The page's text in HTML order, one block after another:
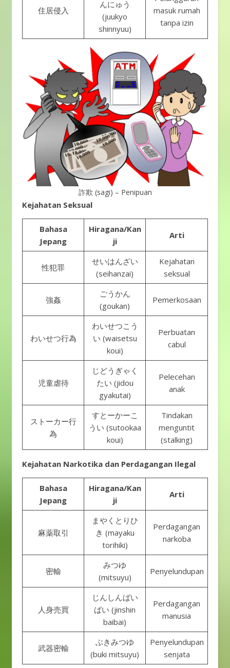
住居侵入
んにゅう
(juukyo
shinnyuu)
masuk rumah
tanpa izin
詐欺 (sagi) – Penipuan
Kejahatan Seksual
Bahasa
Jepang
Hiragana/Kan
ji
Arti
性犯罪
せいはんざい
(seihanzai)
Kejahatan
seksual
強姦
ごうかん
(goukan)
Pemerkosaan
わいせつ行為
わいせつこう
い (waisetsu
koui)
Perbuatan
cabul
児童虐待
じどうぎゃく
たい (jidou
gyakutai)
Pelecehan
anak
ストーカー行
為
すとーかーこ
うい (sutookaa
koui)
Tindakan
menguntit
(stalking)
Kejahatan Narkotika dan Perdagangan Ilegal
Bahasa
Jepang
Hiragana/Kan
ji
Arti
麻薬取引
まやくとりひ
き (mayaku
torihiki)
Perdagangan
narkoba
密輸
みつゆ
(mitsuyu)
Penyelundupan
人身売買
じんしんばい
ばい (jinshin
baibai)
Perdagangan
manusia
武器密輸
ぶきみつゆ
(buki mitsuyu)
Penyelundupan
senjata